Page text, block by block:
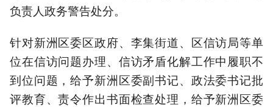
负责人政务警告处分。
针对新洲区委区政府、李集街道、区信访局等单
位在信访问题办理、信访矛盾化解工作中履职不
到位问题，给予新洲区委副书记、政法委书记批
评教育、责令作出书面检查处理，给予新洲区委